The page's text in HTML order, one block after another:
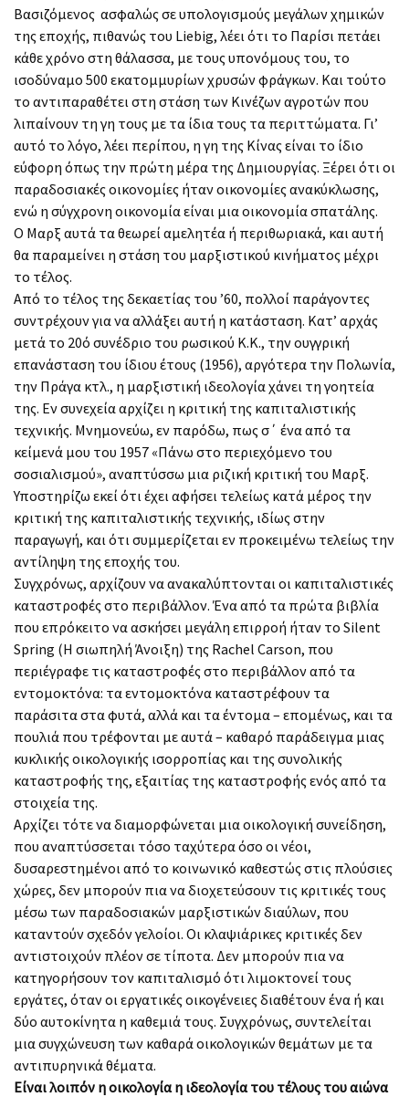
Βασιζόμενος ασφαλώς σε υπολογισμούς μεγάλων χημικών
της εποχής, πιθανώς του Liebig, λέει ότι το Παρίσι πετάει
κάθε χρόνο στη θάλασσα, με τους υπονόμους του, το
ισοδύναμο 500 εκατομμυρίων χρυσών φράγκων. Και τούτο
το αντιπαραθέτει στη στάση των Κινέζων αγροτών που
λιπαίνουν τη γη τους με τα ίδια τους τα περιττώματα. Γι’
αυτό το λόγο, λέει περίπου, η γη της Κίνας είναι το ίδιο
εύφορη όπως την πρώτη μέρα της Δημιουργίας. Ξέρει ότι οι
παραδοσιακές οικονομίες ήταν οικονομίες ανακύκλωσης,
ενώ η σύγχρονη οικονομία είναι μια οικονομία σπατάλης.
Ο Μαρξ αυτά τα θεωρεί αμελητέα ή περιθωριακά, και αυτή
θα παραμείνει η στάση του μαρξιστικού κινήματος μέχρι
το τέλος.
Από το τέλος της δεκαετίας του ’60, πολλοί παράγοντες
συντρέχουν για να αλλάξει αυτή η κατάσταση. Κατ’ αρχάς
μετά το 20ό συνέδριο του ρωσικού Κ.Κ., την ουγγρική
επανάσταση του ίδιου έτους (1956), αργότερα την Πολωνία,
την Πράγα κτλ., η μαρξιστική ιδεολογία χάνει τη γοητεία
της. Εν συνεχεία αρχίζει η κριτική της καπιταλιστικής
τεχνικής. Μνημονεύω, εν παρόδω, πως σ΄ ένα από τα
κείμενά μου του 1957 «Πάνω στο περιεχόμενο του
σοσιαλισμού», αναπτύσσω μια ριζική κριτική του Μαρξ.
Υποστηρίζω εκεί ότι έχει αφήσει τελείως κατά μέρος την
κριτική της καπιταλιστικής τεχνικής, ιδίως στην
παραγωγή, και ότι συμμερίζεται εν προκειμένω τελείως την
αντίληψη της εποχής του.
Συγχρόνως, αρχίζουν να ανακαλύπτονται οι καπιταλιστικές
καταστροφές στο περιβάλλον. Ένα από τα πρώτα βιβλία
που επρόκειτο να ασκήσει μεγάλη επιρροή ήταν το Silent
Spring (Η σιωπηλή Άνοιξη) της Rachel Carson, που
περιέγραφε τις καταστροφές στο περιβάλλον από τα
εντομοκτόνα: τα εντομοκτόνα καταστρέφουν τα
παράσιτα στα φυτά, αλλά και τα έντομα – επομένως, και τα
πουλιά που τρέφονται με αυτά – καθαρό παράδειγμα μιας
κυκλικής οικολογικής ισορροπίας και της συνολικής
καταστροφής της, εξαιτίας της καταστροφής ενός από τα
στοιχεία της.
Αρχίζει τότε να διαμορφώνεται μια οικολογική συνείδηση,
που αναπτύσσεται τόσο ταχύτερα όσο οι νέοι,
δυσαρεστημένοι από το κοινωνικό καθεστώς στις πλούσιες
χώρες, δεν μπορούν πια να διοχετεύσουν τις κριτικές τους
μέσω των παραδοσιακών μαρξιστικών διαύλων, που
καταντούν σχεδόν γελοίοι. Οι κλαψιάρικες κριτικές δεν
αντιστοιχούν πλέον σε τίποτα. Δεν μπορούν πια να
κατηγορήσουν τον καπιταλισμό ότι λιμοκτονεί τους
εργάτες, όταν οι εργατικές οικογένειες διαθέτουν ένα ή και
δύο αυτοκίνητα η καθεμιά τους. Συγχρόνως, συντελείται
μια συγχώνευση των καθαρά οικολογικών θεμάτων με τα
αντιπυρηνικά θέματα.
Είναι λοιπόν η οικολογία η ιδεολογία του τέλους του αιώνα